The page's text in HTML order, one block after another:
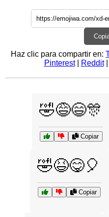
Haz clic para compartir en:
Pinterest| Reddit|
🤣😅😄🎊
Copiar
🤣😆😋🎈
Copiar